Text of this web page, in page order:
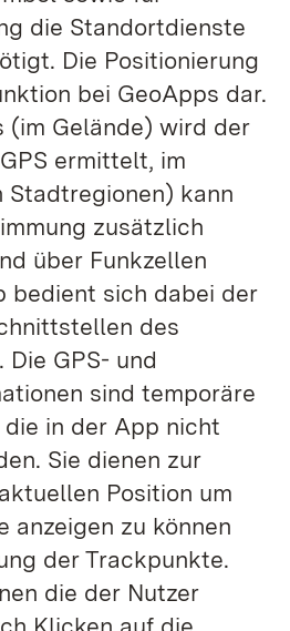
die Standortdienste
Die Positionierung
bei GeoApps dar.
(im Gelände) wird der
ermittelt, im
Stadtregionen) kann
zusätzlich
über Funkzellen
bedient sich dabei der
des
GPS- und
sind temporäre
in der App nicht
Sie dienen zur
Position um
anzeigen zu können
der Trackpunkte.
die der Nutzer